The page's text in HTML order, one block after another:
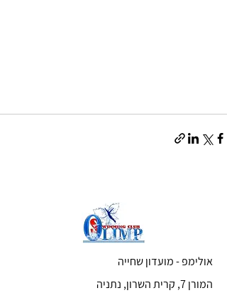
אולימפ - מועדון שחייה
המורן 7, קרית השרון, נתניה